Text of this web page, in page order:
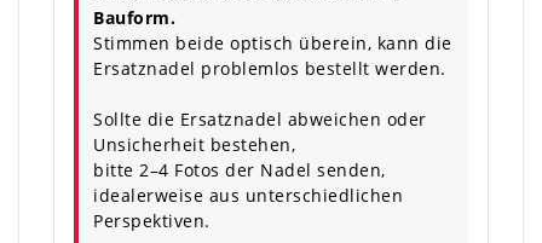
Bauform.
Stimmen beide optisch überein, kann die
Ersatznadel problemlos bestellt werden.
Sollte die Ersatznadel abweichen oder
Unsicherheit bestehen,
bitte 2–4 Fotos der Nadel senden,
idealerweise aus unterschiedlichen
Perspektiven.